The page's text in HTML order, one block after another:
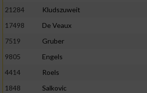
21284
Kludszuweit
17498
De Veaux
7519
Gruber
9805
Engels
4414
Roels
1848
Salkovic